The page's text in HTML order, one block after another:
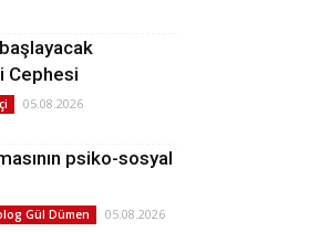
Cephesi
05.08.2026
psiko-sosyal
Gül Dümen 05.08.2026